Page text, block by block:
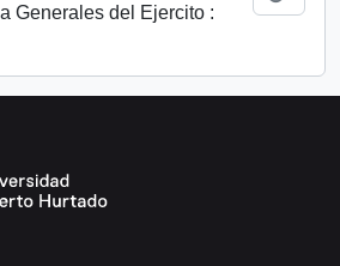
Generales del Ejercito :